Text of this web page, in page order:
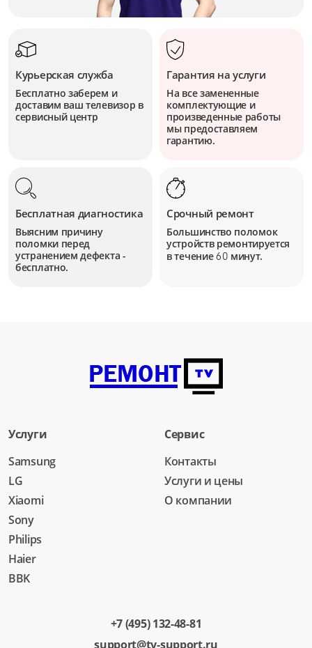
Курьерская служба
Бесплатно заберем и
доставим ваш телевизор в
сервисный центр
Гарантия на услуги
На все замененные
комплектующие и
произведенные работы
мы предоставляем
гарантию.
Бесплатная диагностика
Выясним причину
поломки перед
устранением дефекта -
бесплатно.
Срочный ремонт
Большинство поломок
устройств ремонтируется
в течение60 минут.
Услуги
Samsung
LG
Xiaomi
Sony
Philips
Haier
BBK
Сервис
Контакты
Услуги и цены
О компании
+7 (495) 132-48-81
support@tv-support.ru